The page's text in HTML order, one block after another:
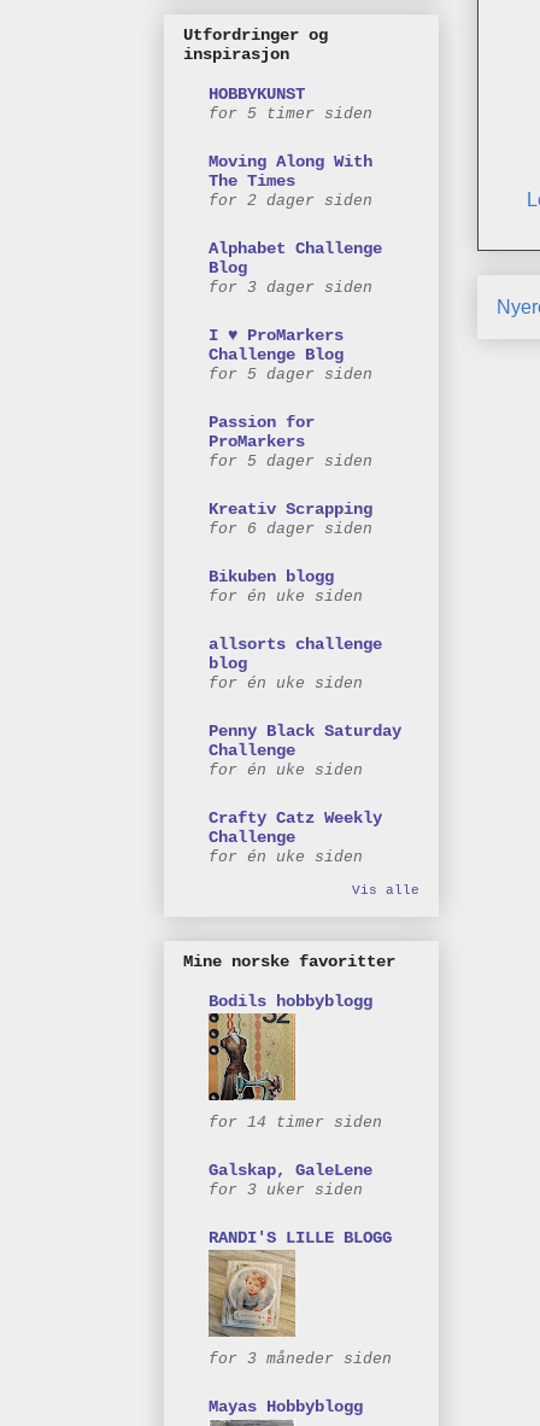
Utfordringer og
inspirasjon
HOBBYKUNST
for 5 timer siden
Moving Along With
The Times
for 2 dager siden
Alphabet Challenge
Blog
for 3 dager siden
I ♥ ProMarkers
Challenge Blog
for 5 dager siden
Passion for
ProMarkers
for 5 dager siden
Kreativ Scrapping
for 6 dager siden
Bikuben blogg
for én uke siden
allsorts challenge
blog
for én uke siden
Penny Black Saturday
Challenge
for én uke siden
Crafty Catz Weekly
Challenge
for én uke siden
Vis alle
Mine norske favoritter
Bodils hobbyblogg
for 14 timer siden
Galskap, GaleLene
for 3 uker siden
RANDI'S LILLE BLOGG
for 3 måneder siden
Mayas Hobbyblogg